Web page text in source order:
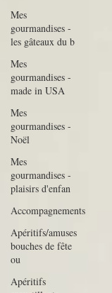
Mes
gourmandises -
les gâteaux du b
Mes
gourmandises -
made in USA
Mes
gourmandises -
Noël
Mes
gourmandises -
plaisirs d'enfan
Accompagnements
Apéritifs/amuses
bouches de fête
ou
Apéritifs